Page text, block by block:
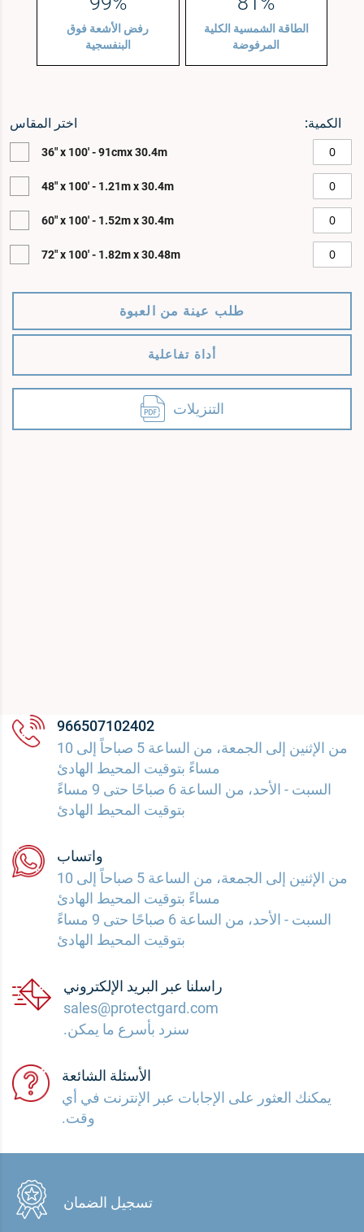
رفض الأشعة فوق
البنفسجية
الطاقة الشمسية الكلية
المرفوضة
انتقل
انتقل
اختر المقاس الكمية:
36" x 100' - 91cmx 30.4m
48" x 100' - 1.21m x 30.4m
60" x 100' - 1.52m x 30.4m
72" x 100' - 1.82m x 30.48m
أداة تفاعلية
التنزيلات
طلب عينة من العبوة
966507102402
من الإثنين إلى الجمعة، من الساعة 5 صباحاً إلى 10
مساءً بتوقيت المحيط الهادئ
السبت - الأحد، من الساعة 6 صباحًا حتى 9 مساءً
بتوقيت المحيط الهادئ
واتساب
من الإثنين إلى الجمعة، من الساعة 5 صباحاً إلى 10
مساءً بتوقيت المحيط الهادئ
السبت - الأحد، من الساعة 6 صباحًا حتى 9 مساءً
بتوقيت المحيط الهادئ
راسلنا عبر البريد الإلكتروني
sales@protectgard.com
سنرد بأسرع ما يمكن.
الأسئلة الشائعة
يمكنك العثور على الإجابات عبر الإنترنت في أي
وقت.
تسجيل الضمان